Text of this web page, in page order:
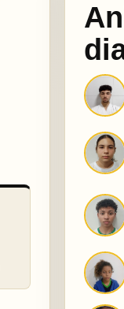
G
L
I
V